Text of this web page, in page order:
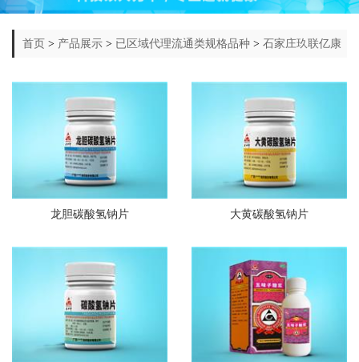
首页 > 产品展示 > 已区域代理流通类规格品种 > 石家庄玖联亿康
龙胆碳酸氢钠片 大黄碳酸氢钠片